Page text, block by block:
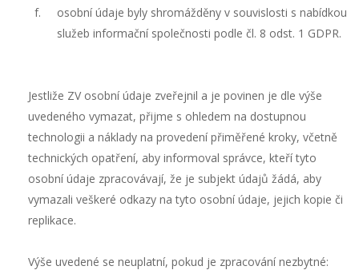
osobní údaje byly shromážděny v souvislosti s nabídkou
služeb informační společnosti podle čl. 8 odst. 1 GDPR.
Jestliže ZV osobní údaje zveřejnil a je povinen je dle výše
uvedeného vymazat, přijme s ohledem na dostupnou
technologii a náklady na provedení přiměřené kroky, včetně
technických opatření, aby informoval správce, kteří tyto
osobní údaje zpracovávají, že je subjekt údajů žádá, aby
vymazali veškeré odkazy na tyto osobní údaje, jejich kopie či
replikace.
Výše uvedené se neuplatní, pokud je zpracování nezbytné: